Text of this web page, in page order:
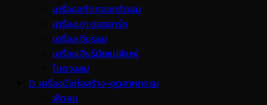
เครื่องสกัดคอนกรีตลม
เครื่องเจาะรอยอาร์ค
เครื่องเจียรลม
เครื่องเจียร์นัยแม่พิมพ์
ไขควงลม
D. เครื่องมือก่อสร้าง-อุตสาหกรรม
พ้ดลม